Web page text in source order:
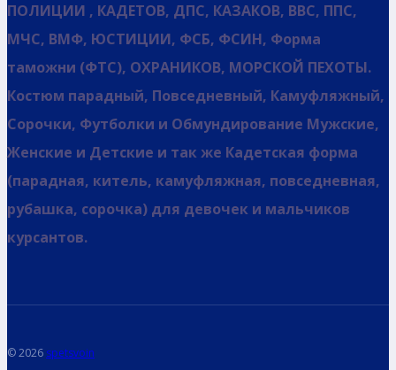
ПОЛИЦИИ , КАДЕТОВ, ДПС, КАЗАКОВ, ВВС, ППС,
МЧС, ВМФ, ЮСТИЦИИ, ФСБ, ФСИН, Форма
таможни (ФТС), ОХРАНИКОВ, МОРСКОЙ ПЕХОТЫ.
Костюм парадный, Повседневный, Камуфляжный,
Сорочки, Футболки и Обмундирование Мужские,
Женские и Детские и так же Кадетская форма
(парадная, китель, камуфляжная, повседневная,
рубашка, сорочка) для девочек и мальчиков
курсантов.
© 2026 spetsvoin